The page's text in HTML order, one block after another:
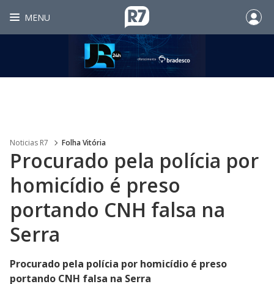
MENU
Noticias R7 Folha Vitória
Procurado pela polícia por
homicídio é preso
portando CNH falsa na
Serra
Procurado pela polícia por homicídio é preso
portando CNH falsa na Serra